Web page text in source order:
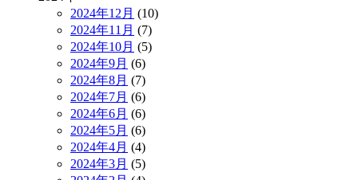
2024年12月 (10)
2024年11月 (7)
2024年10月 (5)
2024年9月 (6)
2024年8月 (7)
2024年7月 (6)
2024年6月 (6)
2024年5月 (6)
2024年4月 (4)
2024年3月 (5)